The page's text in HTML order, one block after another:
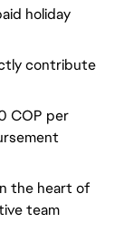
holiday
contribute
COP per
the heart of
team